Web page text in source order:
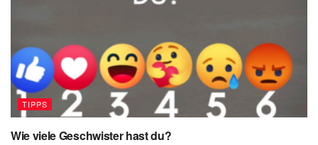
TIPPS
Wie viele Geschwister hast du?